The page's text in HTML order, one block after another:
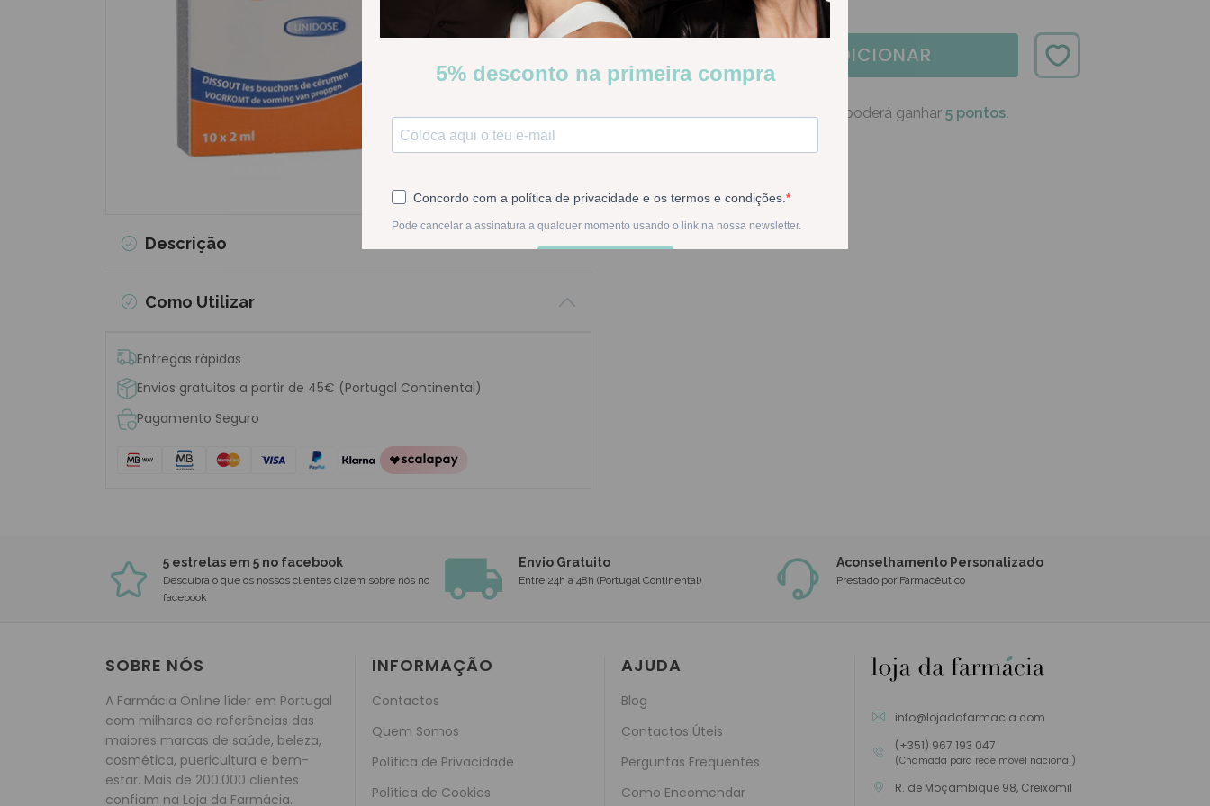
Descrição
Como Utilizar
Entregas rápidas
Envios gratuitos a partir de 45€ (Portugal Continental)
Pagamento Seguro
Stock: Disponível
ADICIONAR
Na compra deste produto poderá ganhar 5 pontos.
5 estrelas em 5 no facebook
Descubra o que os nossos clientes dizem sobre nós no
facebook
Envio Gratuito
Entre 24h a 48h (Portugal Continental)
Aconselhamento Personalizado
Prestado por Farmacêutico
SOBRE NÓS
A Farmácia Online líder em Portugal
com milhares de referências das
maiores marcas de saúde, beleza,
cosmética, puericultura e bem-
estar. Mais de 200.000 clientes
confiam na Loja da Farmácia.
INFORMAÇÃO
Contactos
Quem Somos
Política de Privacidade
Política de Cookies
AJUDA
Blog
Contactos Úteis
Perguntas Frequentes
Como Encomendar
info@lojadafarmacia.com
(+351) 967 193 047
(Chamada para rede móvel nacional)
R. de Moçambique 98, Creixomil